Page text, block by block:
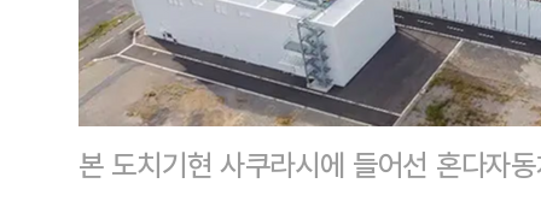
본 도치기현 사쿠라시에 들어선 혼다자